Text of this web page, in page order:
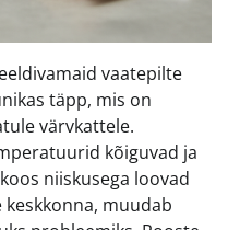
vaatepilte
täpp, mis on
värvkattele.
kõiguvad ja
niiskusega loovad
muudab